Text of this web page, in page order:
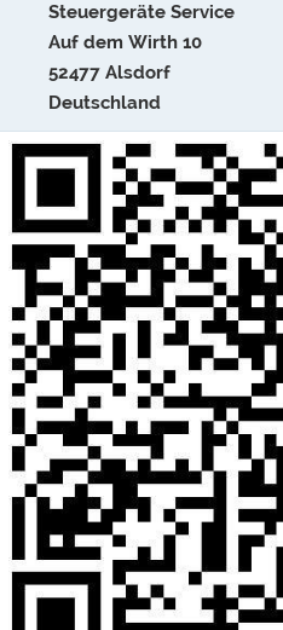
Steuergeräte Service
Auf dem Wirth 10
52477 Alsdorf
Deutschland